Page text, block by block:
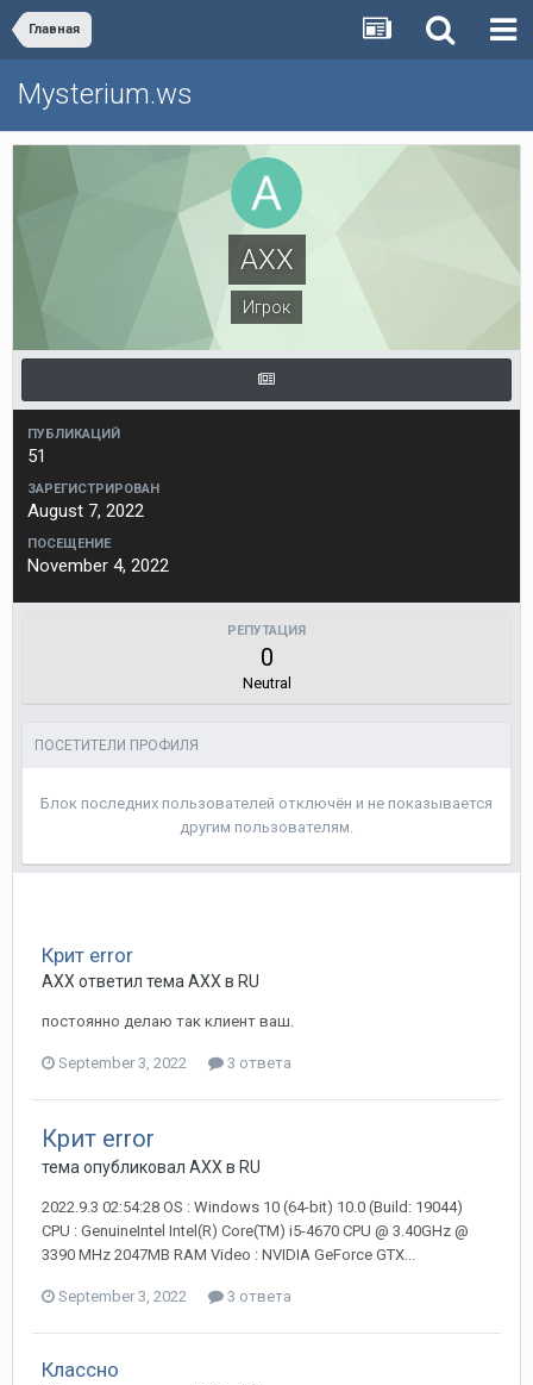
Главная
Mysterium.ws
AXX
Игрок
ПУБЛИКАЦИЙ
51
ЗАРЕГИСТРИРОВАН
August 7, 2022
ПОСЕЩЕНИЕ
November 4, 2022
РЕПУТАЦИЯ
0
Neutral
ПОСЕТИТЕЛИ ПРОФИЛЯ
Блок последних пользователей отключён и не показывается
другим пользователям.
Крит error
AXX ответил тема AXX в RU
постоянно делаю так клиент ваш.
September 3, 2022 3 ответа
Крит error
тема опубликовал AXX в RU
2022.9.3 02:54:28 OS : Windows 10 (64-bit) 10.0 (Build: 19044)
CPU : GenuineIntel Intel(R) Core(TM) i5-4670 CPU @ 3.40GHz @
3390 MHz 2047MB RAM Video : NVIDIA GeForce GTX...
September 3, 2022 3 ответа
Классно